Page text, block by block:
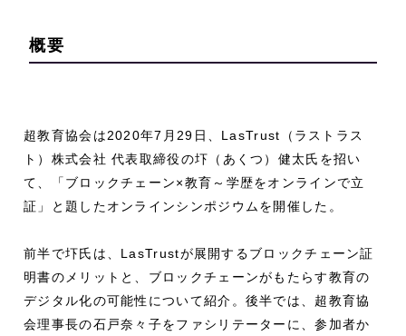
概要
超教育協会は2020年7月29日、LasTrust（ラストラス
ト）株式会社 代表取締役の圷（あくつ）健太氏を招い
て、「ブロックチェーン×教育～学歴をオンラインで立
証」と題したオンラインシンポジウムを開催した。
前半で圷氏は、LasTrustが展開するブロックチェーン証
明書のメリットと、ブロックチェーンがもたらす教育の
デジタル化の可能性について紹介。後半では、超教育協
会理事長の石戸奈々子をファシリテーターに、参加者か